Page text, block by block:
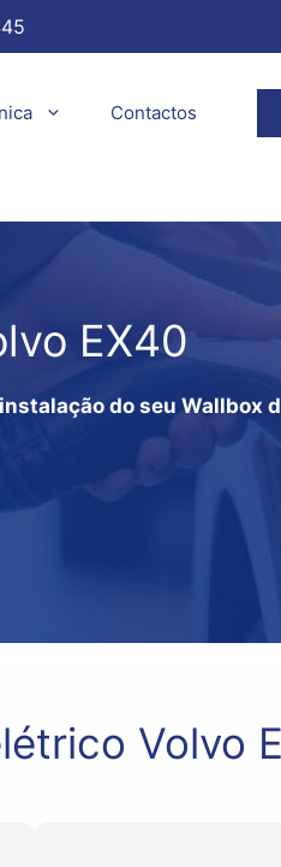
Contactos
EX40
instalação do seu Wallbox
Volvo